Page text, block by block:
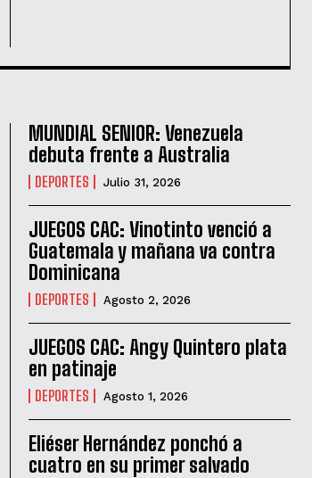
MUNDIAL SENIOR: Venezuela
debuta frente a Australia
DEPORTES Julio 31, 2026
JUEGOS CAC: Vinotinto venció a
Guatemala y mañana va contra
Dominicana
DEPORTES Agosto 2, 2026
JUEGOS CAC: Angy Quintero plata
en patinaje
DEPORTES Agosto 1, 2026
Eliéser Hernández ponchó a
cuatro en su primer salvado